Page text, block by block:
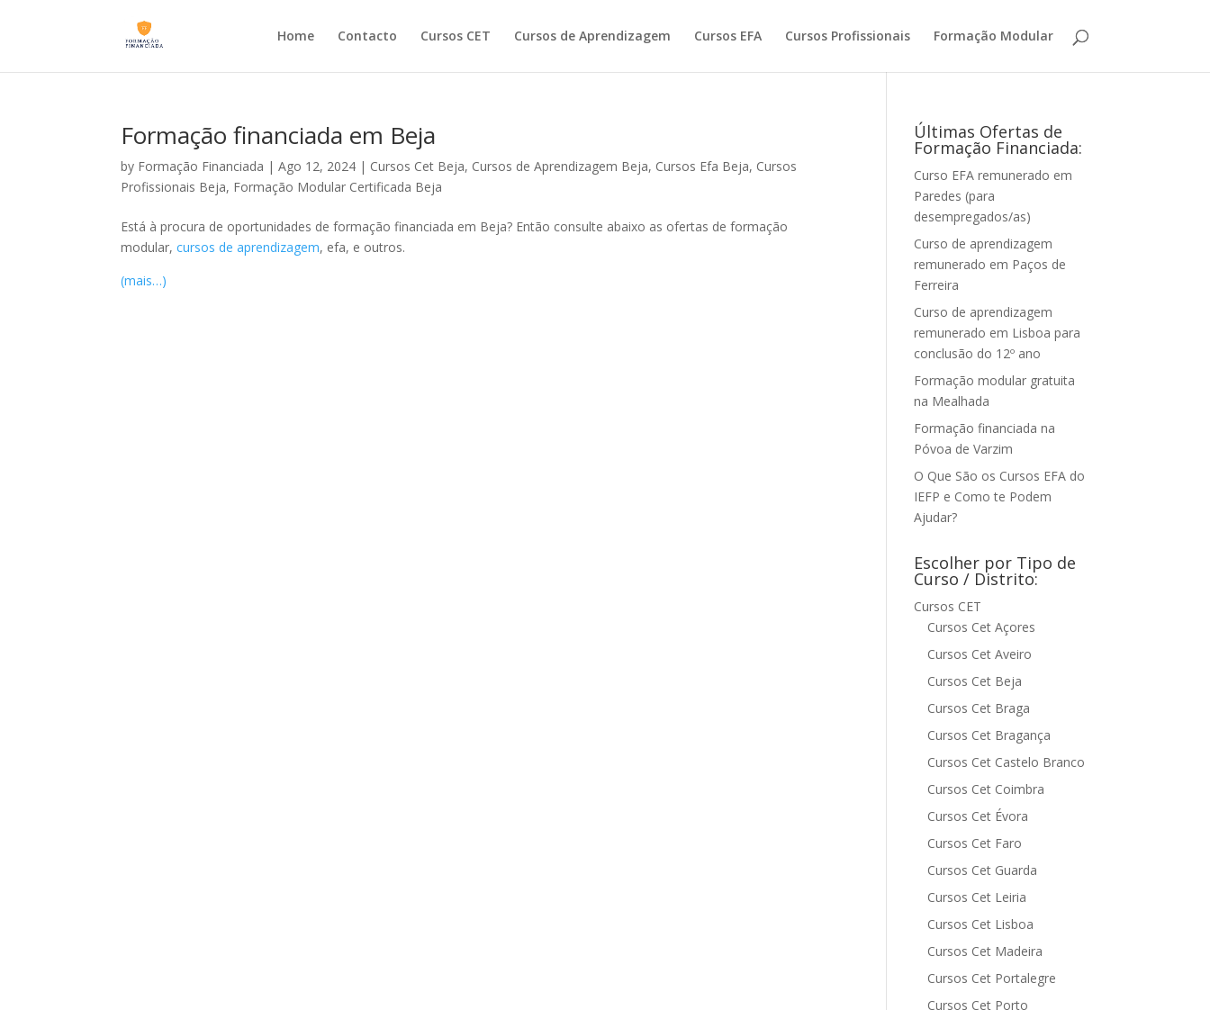
Home Contacto Cursos CET Cursos de Aprendizagem Cursos EFA Cursos Profissionais Formação Modular
Formação financiada em Beja
by Formação Financiada |Ago 12, 2024 | Cursos Cet Beja, Cursos de Aprendizagem Beja, Cursos Efa Beja, Cursos
Profissionais Beja, Formação Modular Certificada Beja
Está à procura de oportunidades de formação financiada em Beja? Então consulte abaixo as ofertas de formação
modular,cursos de aprendizagem, efa, e outros.
(mais…)
Últimas Ofertas de
Formação Financiada:
Curso EFA remunerado em
Paredes (para
desempregados/as)
Curso de aprendizagem
remunerado em Paços de
Ferreira
Curso de aprendizagem
remunerado em Lisboa para
conclusão do 12º ano
Formação modular gratuita
na Mealhada
Formação financiada na
Póvoa de Varzim
O Que São os Cursos EFA do
IEFP e Como te Podem
Ajudar?
Escolher por Tipo de
Curso / Distrito:
Cursos CET
Cursos Cet Açores
Cursos Cet Aveiro
Cursos Cet Beja
Cursos Cet Braga
Cursos Cet Bragança
Cursos Cet Castelo Branco
Cursos Cet Coimbra
Cursos Cet Évora
Cursos Cet Faro
Cursos Cet Guarda
Cursos Cet Leiria
Cursos Cet Lisboa
Cursos Cet Madeira
Cursos Cet Portalegre
Cursos Cet Porto